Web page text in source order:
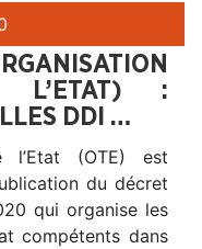
L’ETAT) :
DDI …
l’Etat (OTE) est
du décret
qui organise les
compétents dans